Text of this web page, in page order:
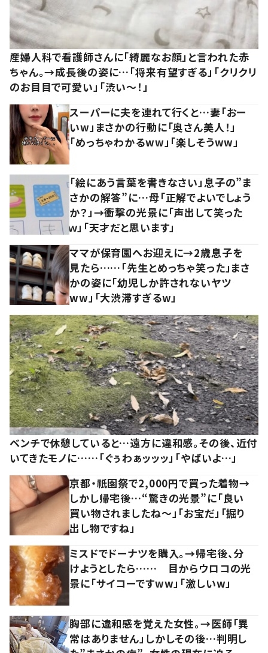
産婦人科で看護師さんに「綺麗なお顔」と言われた赤
ちゃん。→成長後の姿に…「将来有望すぎる」「クリクリ
のお目目で可愛い」「渋い～！」
スーパーに夫を連れて行くと…妻「おー
いw」まさかの行動に「奥さん美人！」
「めっちゃわかるww」「楽しそうww」
「絵にあう言葉を書きなさい」息子の”ま
さかの解答”に…母「正解でよいでしょう
か？」→衝撃の光景に「声出して笑った
ｗ」「天才だと思います」
ママが保育園へお迎えに→2歳息子を
見たら……「先生とめっちゃ笑った」まさ
かの姿に「幼児しか許されないヤツ
ww」「大渋滞すぎるw」
ベンチで休憩していると…遠方に違和感。その後、近付
いてきたモノに……「ぐぅわぁッッッ」「やばいよ…」
京都・祇園祭で2,000円で買った着物→
しかし帰宅後…“驚きの光景”に「良い
買い物されましたね～」「お宝だ」「掘り
出し物ですね」
ミスドでドーナツを購入。→帰宅後、分
けようとしたら…… 目からウロコの光
景に「サイコーですww」「激しいw」
胸部に違和感を覚えた女性。→医師「異
常はありません」しかしその後…判明し